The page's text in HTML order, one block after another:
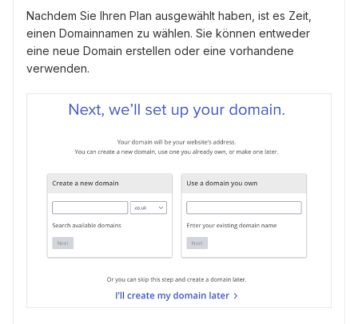
Nachdem Sie Ihren Plan ausgewählt haben, ist es Zeit,
einen Domainnamen zu wählen. Sie können entweder
eine neue Domain erstellen oder eine vorhandene
verwenden.